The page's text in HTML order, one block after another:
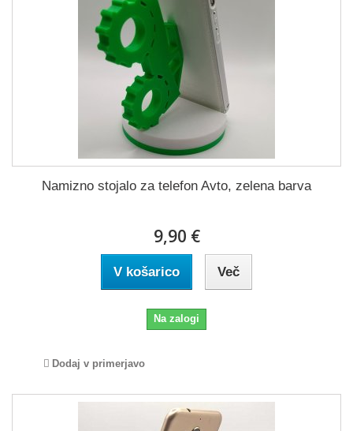
Namizno stojalo za telefon Avto, zelena barva
9,90 €
V košarico Več
Na zalogi
Dodaj v primerjavo